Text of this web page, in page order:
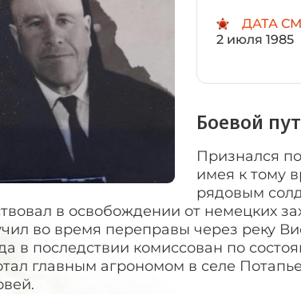
ДАТА
2 июля 1985
Боевой
Признался
имея к тому
рядовым
в освобождении от немецких
во время переправы через реку
в последствии комиссован по
главным агрономом в селе